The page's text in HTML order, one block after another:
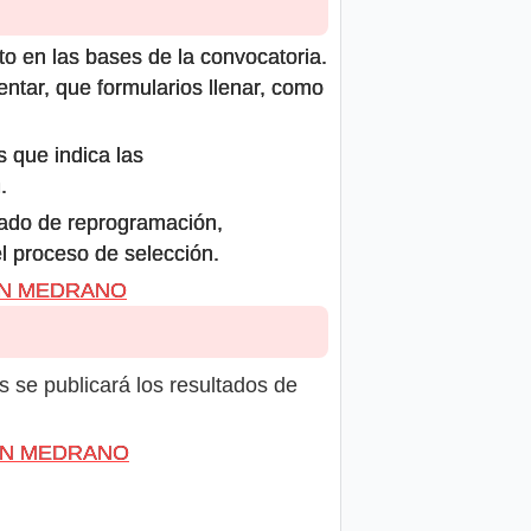
en las bases de la convocatoria.
que formularios llenar, como
que indica las
de reprogramación,
proceso de selección.
MEDRANO
se publicará los resultados de
MEDRANO